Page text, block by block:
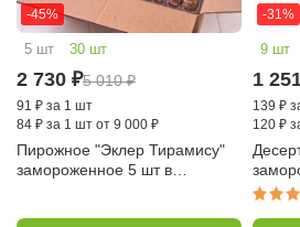
-45%
5 шт 30 шт
2 730 ₽5 010₽
91 ₽ за 1 шт
84 ₽ за 1 шт от 9 000 ₽
Пирожное "Эклер Тирамису"
замороженное 5 шт в
-31%
9 шт
1
139 ₽
120 ₽